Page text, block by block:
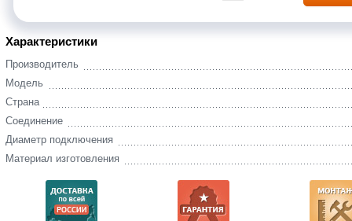
Характеристики
Производитель
Модель
Страна
Соединение
Диаметр подключения
Материал изготовления